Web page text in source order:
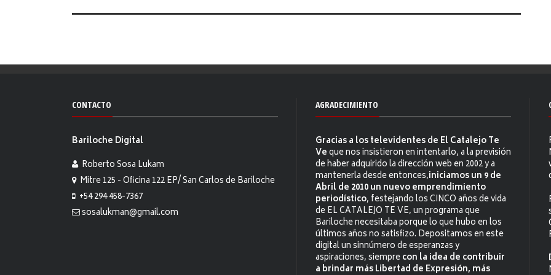
CONTACTO
Bariloche Digital
Roberto Sosa Lukam
Mitre 125 - Oficina 122 EP/ San Carlos de Bariloche
+54 294 458-7367
sosalukman@gmail.com
AGRADECIMIENTO
Gracias a los televidentes de El Catalejo Te
Veque nos insistieron en intentarlo, a la previsión
de haber adquirido la dirección web en 2002 y a
mantenerla desde entonces,iniciamos un 9 de
Abril de 2010 un nuevo emprendimiento
periodístico, festejando los CINCO años de vida
de EL CATALEJO TE VE, un programa que
Bariloche necesitaba porque lo que hubo en los
últimos años no satisfizo. Depositamos en este
digital un sinnúmero de esperanzas y
aspiraciones, siemprecon la idea de contribuir
a brindar más Libertad de Expresión, más